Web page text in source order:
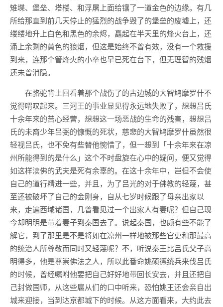
雉堞、堡垒、塔楼、和浮屠上面给镶了一道金色的边缘。有几
所给那直到前几天停止的猛烈的战争毁了的堡垒的废墟上，还
缕缕地升上白色和黑色的余烬，矗起在半天里的烽火台上，还
涌上余剩的黄色的狼烟，但这是始终不曾有效，没有一个救援
到来，连那个管烽火的小卒也早已死在台下，但无理智的残烟
还未曾消隐。
在骆驼背上回看着那个战伤了的古边城的大智鸠摩罗什不
觉得喟叹起来。三河王的事业显见得永远地失败了，想想吕氏
十余年来的苦心经营，想想这一场恶战的生命的残害，想想吕
氏的未裔少年吕弼的慷慨的死状，慈悲的大智鸠摩罗什虽然很
轻视吕氏，也不免有些替他惋惜了，但一想到「十余年来在凉
州所能得到的是什么」这个不时盘旋在心中的疑问，便又觉得
如这样渎佛的武夫是死有余辜的。在这十余年中，岂但不会使
自己的道行精进一些，并且，为了吕光的对于佛教的轻蔑，甚
至还被破坏了自己的金刚身，自从七岁时候跟了母亲出家以
来，走遍西域诸国，几曾看见过一个出家人有妻呢？但自己现
今却明明是带着妻子到秦国去了。说起秦国，也颇有些不能了
解它，到了那里是不是将如在凉州一样地被那些官吏和那最高
的统治人所尊敬而同时又轻蔑呢？不，听说秦王比吕氏父子高
明得多，他是尊崇佛法之人，所以此番命姚硕德统兵来伐吕氏
的时候，曾经嘱咐他要把自己好好地带回长安去，并且还把自
己封做国师，从这些扈从们的口中听来，恐怕姚王还会亲自出
城来迎接，当到达京都城下的时候。从这方面看来，大约此去